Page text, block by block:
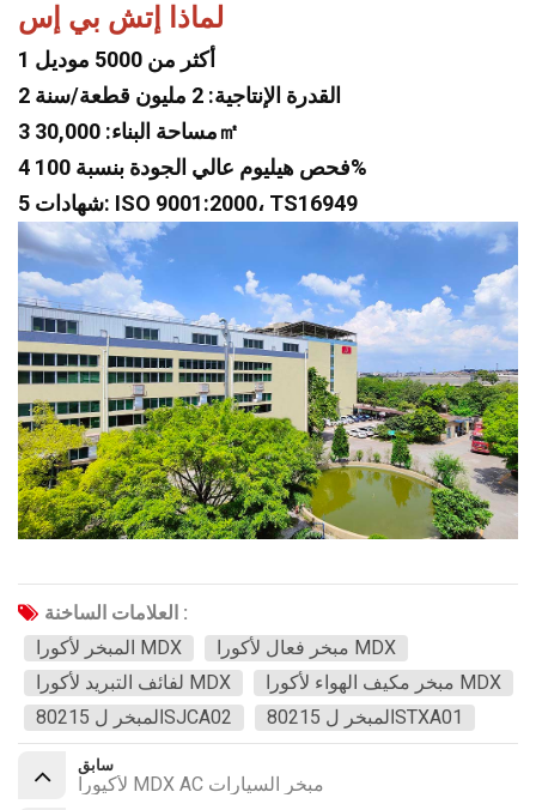
لماذا إتش بي إس
1 أكثر من 5000 موديل
2 القدرة الإنتاجية: 2 مليون قطعة/سنة
3 مساحة البناء: 30,000㎡
4 فحص هيليوم عالي الجودة بنسبة 100%
5 شهادات: ISO 9001:2000، TS16949
العلامات الساخنة :
المبخر لأكورا MDX
مبخر فعال لأكورا MDX
لفائف التبريد لأكورا MDX
مبخر مكيف الهواء لأكورا MDX
المبخر ل 80215SJCA02
المبخر ل 80215STXA01
سابق
لأكيورا MDX AC مبخر السيارات